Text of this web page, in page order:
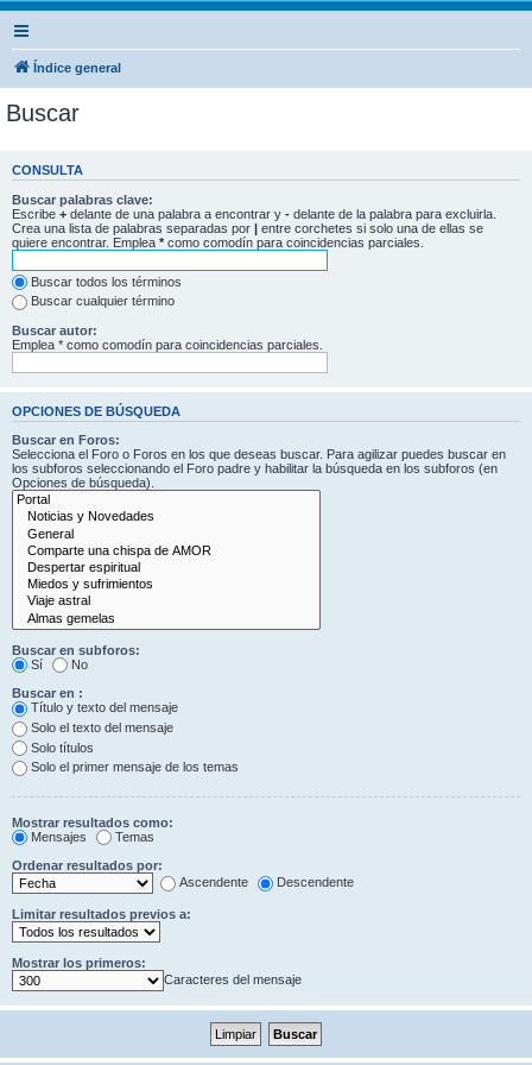
Índice general
Buscar
CONSULTA
Buscar palabras clave:
Escribe + delante de una palabra a encontrar y - delante de la palabra para excluirla.
Crea una lista de palabras separadas por | entre corchetes si solo una de ellas se
quiere encontrar. Emplea * como comodín para coincidencias parciales.
Buscar todos los términos
Buscar cualquier término
Buscar autor:
Emplea * como comodín para coincidencias parciales.
OPCIONES DE BÚSQUEDA
Buscar en Foros:
Selecciona el Foro o Foros en los que deseas buscar. Para agilizar puedes buscar en
los subforos seleccionando el Foro padre y habilitar la búsqueda en los subforos (en
Opciones de búsqueda).
Buscar en subforos:
Sí
No
Buscar en :
Título y texto del mensaje
Solo el texto del mensaje
Solo títulos
Solo el primer mensaje de los temas
Mostrar resultados como:
Mensajes
Temas
Ordenar resultados por:
Ascendente
Descendente
Limitar resultados previos a:
Mostrar los primeros:
Caracteres del mensaje